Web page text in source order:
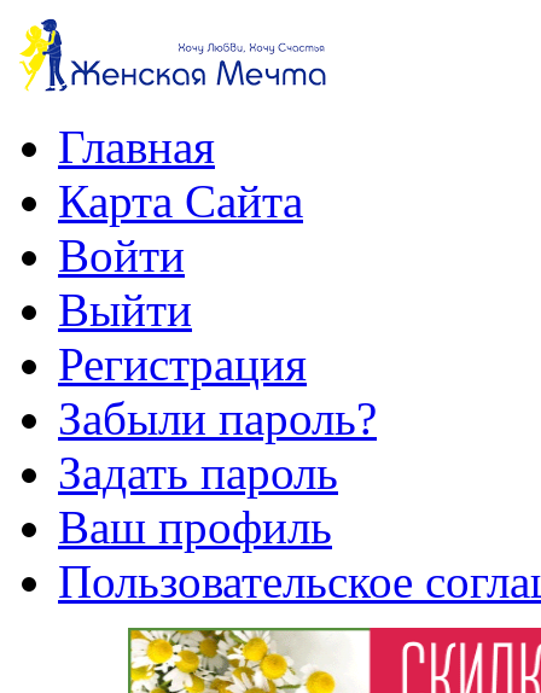
Главная
Карта Сайта
Войти
Выйти
Регистрация
Забыли пароль?
Задать пароль
Ваш профиль
Пользовательское